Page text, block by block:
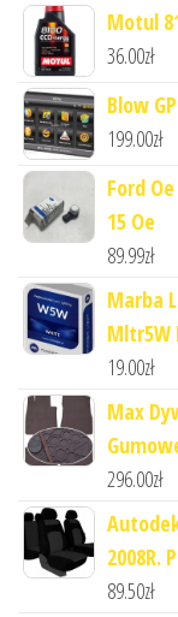
Motul
36.00zł
Blow
199.00zł
Ford
15 Oe
89.99zł
Marba
Mltr5W
19.00zł
Max
296.00zł
2008R.
89.50zł